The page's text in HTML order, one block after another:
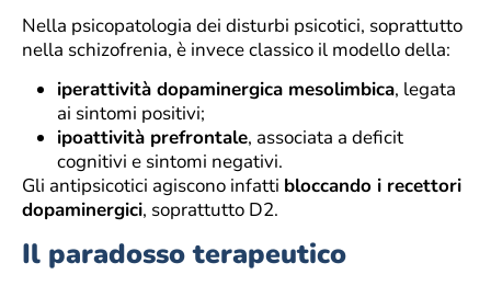
Nella psicopatologia dei disturbi psicotici, soprattutto
nella schizofrenia, è invece classico il modello della:
iperattività dopaminergica mesolimbica, legata
ai sintomi positivi;
ipoattività prefrontale, associata a deficit
cognitivi e sintomi negativi.
Gli antipsicotici agiscono infatti bloccando i recettori
dopaminergici, soprattutto D2.
Il paradosso terapeutico